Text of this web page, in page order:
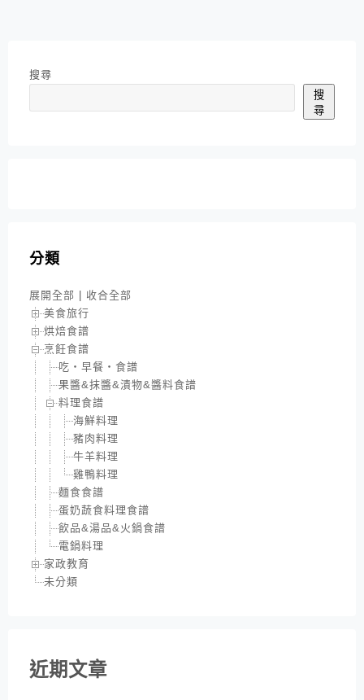
搜尋
搜
尋
分類
展開全部
收合全部
美食旅行
烘焙食譜
烹飪食譜
吃‧早餐‧食譜
果醬&抹醬&漬物&醬料食譜
料理食譜
海鮮料理
豬肉料理
牛羊料理
雞鴨料理
麵食食譜
蛋奶蔬食料理食譜
飲品&湯品&火鍋食譜
電鍋料理
家政教育
未分類
近期文章